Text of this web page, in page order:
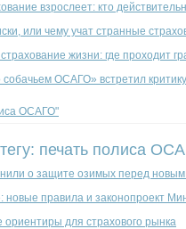
взрослеет: кто
или чему учат странные
жизни: где проходит
ОСАГО» встретил
ОСАГО"
печать полиса
о защите озимых перед
новые правила и законопроект
для страхового рынка